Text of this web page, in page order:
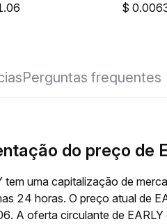
Perguntas frequentes
do preço de
tem uma capitalização de
24 horas. O preço atual de
A oferta circulante de